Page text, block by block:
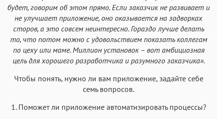
будет, говорим об этом прямо. Если заказчик не развивает и
не улучшает приложение, оно оказывается на задворках
сторов, а это совсем неинтересно. Гораздо лучше делать
то, что потом можно с удовольствием показать коллегам
по цеху или маме. Миллион установок – вот амбициозная
цель для хорошего разработчика и разумного заказчика».
Чтобы понять, нужно ли вам приложение, задайте себе
семь вопросов.
1. Поможет ли приложение автоматизировать процессы?